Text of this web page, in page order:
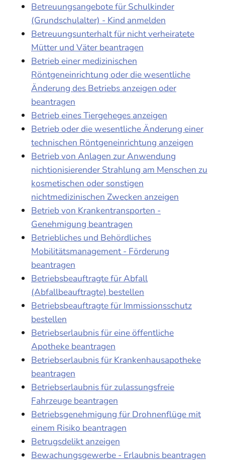
Betreuungsangebote für Schulkinder
(Grundschulalter) - Kind anmelden
Betreuungsunterhalt für nicht verheiratete
Mütter und Väter beantragen
Betrieb einer medizinischen
Röntgeneinrichtung oder die wesentliche
Änderung des Betriebs anzeigen oder
beantragen
Betrieb eines Tiergeheges anzeigen
Betrieb oder die wesentliche Änderung einer
technischen Röntgeneinrichtung anzeigen
Betrieb von Anlagen zur Anwendung
nichtionisierender Strahlung am Menschen zu
kosmetischen oder sonstigen
nichtmedizinischen Zwecken anzeigen
Betrieb von Krankentransporten -
Genehmigung beantragen
Betriebliches und Behördliches
Mobilitätsmanagement - Förderung
beantragen
Betriebsbeauftragte für Abfall
(Abfallbeauftragte) bestellen
Betriebsbeauftragte für Immissionsschutz
bestellen
Betriebserlaubnis für eine öffentliche
Apotheke beantragen
Betriebserlaubnis für Krankenhausapotheke
beantragen
Betriebserlaubnis für zulassungsfreie
Fahrzeuge beantragen
Betriebsgenehmigung für Drohnenflüge mit
einem Risiko beantragen
Betrugsdelikt anzeigen
Bewachungsgewerbe - Erlaubnis beantragen